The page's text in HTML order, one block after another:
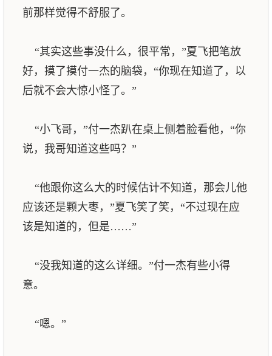
前那样觉得不舒服了。
“其实这些事没什么，很平常，”夏飞把笔放
好，摸了摸付一杰的脑袋，“你现在知道了，以
后就不会大惊小怪了。”
“小飞哥，”付一杰趴在桌上侧着脸看他，“你
说，我哥知道这些吗？”
“他跟你这么大的时候估计不知道，那会儿他
应该还是颗大枣，”夏飞笑了笑，“不过现在应
该是知道的，但是……”
“没我知道的这么详细。”付一杰有些小得
意。
“嗯。”